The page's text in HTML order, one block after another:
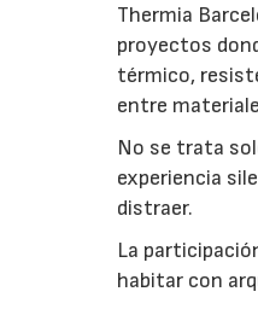
Thermia
proyectos
térmico,
entre
No se trata
experiencia
distraer.
La
habitar con